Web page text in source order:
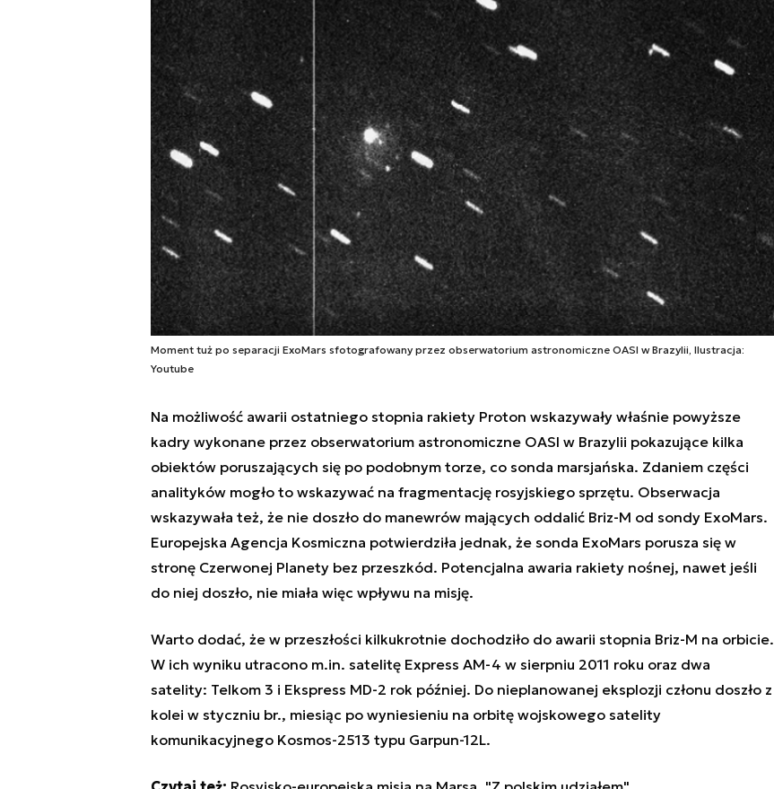
Moment tuż po separacji ExoMars sfotografowany przez obserwatorium astronomiczne OASI w Brazylii, Ilustracja:
Youtube
Na możliwość awarii ostatniego stopnia rakiety Proton wskazywały właśnie powyższe
kadry wykonane przez obserwatorium astronomiczne OASI w Brazylii pokazujące kilka
obiektów poruszających się po podobnym torze, co sonda marsjańska. Zdaniem części
analityków mogło to wskazywać na fragmentację rosyjskiego sprzętu. Obserwacja
wskazywała też, że nie doszło do manewrów mających oddalić Briz-M od sondy ExoMars.
Europejska Agencja Kosmiczna potwierdziła jednak, że sonda ExoMars porusza się w
stronę Czerwonej Planety bez przeszkód. Potencjalna awaria rakiety nośnej, nawet jeśli
do niej doszło, nie miała więc wpływu na misję.
Warto dodać, że w przeszłości kilkukrotnie dochodziło do awarii stopnia Briz-M na orbicie.
W ich wyniku utracono m.in. satelitę Express AM-4 w sierpniu 2011 roku oraz dwa
satelity: Telkom 3 i Ekspress MD-2 rok później. Do nieplanowanej eksplozji członu doszło z
kolei w styczniu br., miesiąc po wyniesieniu na orbitę wojskowego satelity
komunikacyjnego Kosmos-2513 typu Garpun-12L.